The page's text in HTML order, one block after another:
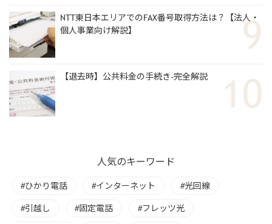
NTT東日本エリアでのFAX番号取得方法は？【法人・
個人事業向け解説】
【退去時】公共料金の手続き-完全解説
人気のキーワード
ひかり電話 インターネット 光回線
引越し 固定電話 フレッツ光